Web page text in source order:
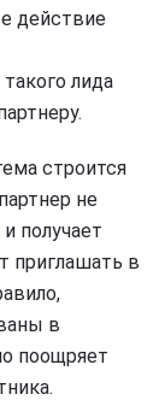
действие
лида
строится
не
получает
приглашать в
в
поощряет